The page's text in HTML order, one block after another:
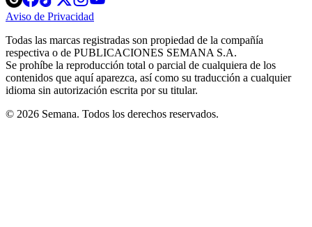
in
new
in
new
in
new
window
new
windowwindow
Aviso de Privacidad
new
window
Todas las marcas registradas son propiedad de la compañía
respectiva o de PUBLICACIONES SEMANA S.A.
Se prohíbe la reproducción total o parcial de cualquiera de los
contenidos que aquí aparezca, así como su traducción a cualquier
idioma sin autorización escrita por su titular.
© 2026 Semana. Todos los derechos reservados.